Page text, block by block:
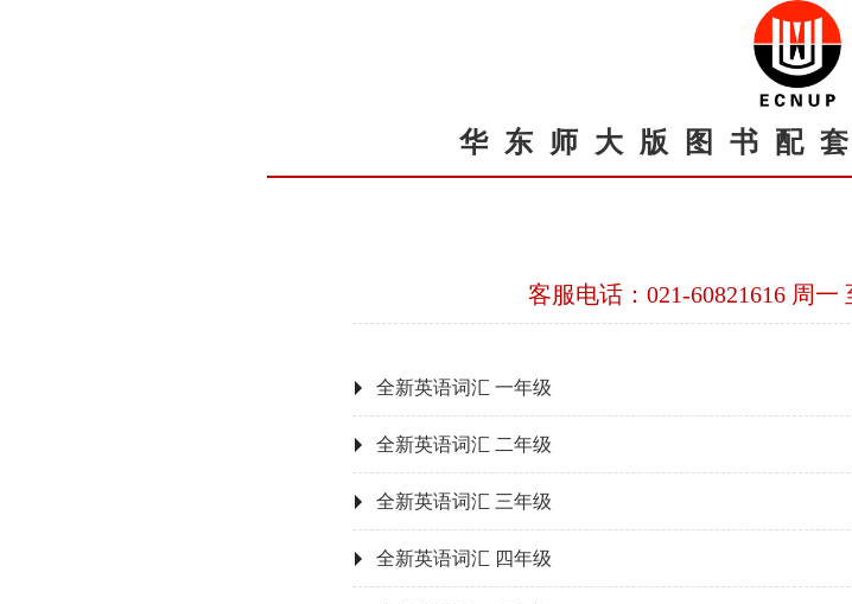
华东师大版图书配
客服电话：021-60821616 周一
全新英语词汇 一年级
全新英语词汇 二年级
全新英语词汇 三年级
全新英语词汇 四年级